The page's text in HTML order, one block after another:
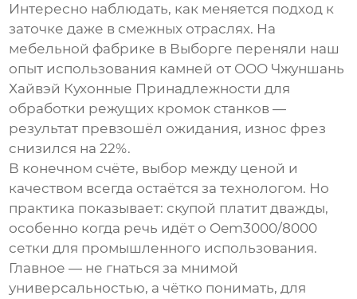
Интересно наблюдать, как меняется подход к
заточке даже в смежных отраслях. На
мебельной фабрике в Выборге переняли наш
опыт использования камней от ООО Чжуншань
Хайвэй Кухонные Принадлежности для
обработки режущих кромок станков —
результат превзошёл ожидания, износ фрез
снизился на 22%.
В конечном счёте, выбор между ценой и
качеством всегда остаётся за технологом. Но
практика показывает: скупой платит дважды,
особенно когда речь идёт о Oem3000/8000
сетки для промышленного использования.
Главное — не гнаться за мнимой
универсальностью, а чётко понимать, для